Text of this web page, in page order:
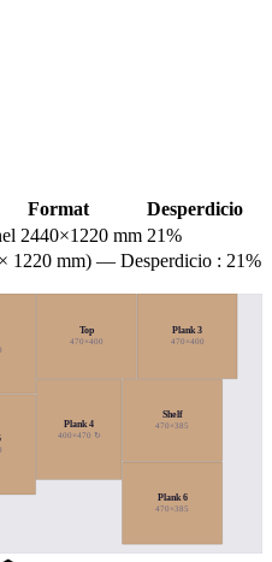
Format
Desperdicio
2440×1220 mm 21%
1220 mm) — Desperdicio : 21%
Top
470×400
Plank 3
470×400
Plank 4
400×470 ↻
Shelf
470×385
Plank 6
470×385